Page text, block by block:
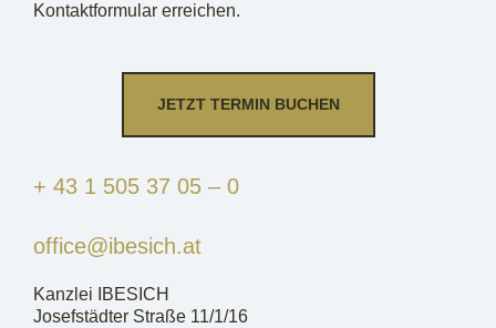
Kontaktformular erreichen.
JETZT TERMIN BUCHEN
+ 43 1 505 37 05 – 0
office@ibesich.at
Kanzlei IBESICH
Josefstädter Straße 11/1/16